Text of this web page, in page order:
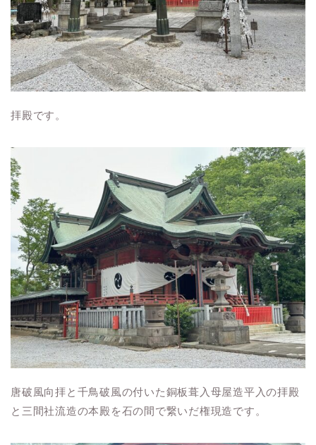
拝殿です。
唐破風向拝と千鳥破風の付いた銅板葺入母屋造平入の拝殿
と三間社流造の本殿を石の間で繋いだ権現造です。